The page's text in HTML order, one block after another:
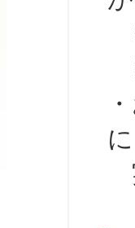
※
※
・
実